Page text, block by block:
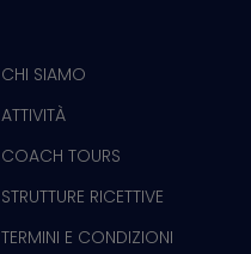
CHI SIAMO
ATTIVITÀ
COACH TOURS
STRUTTURE RICETTIVE
TERMINI E CONDIZIONI